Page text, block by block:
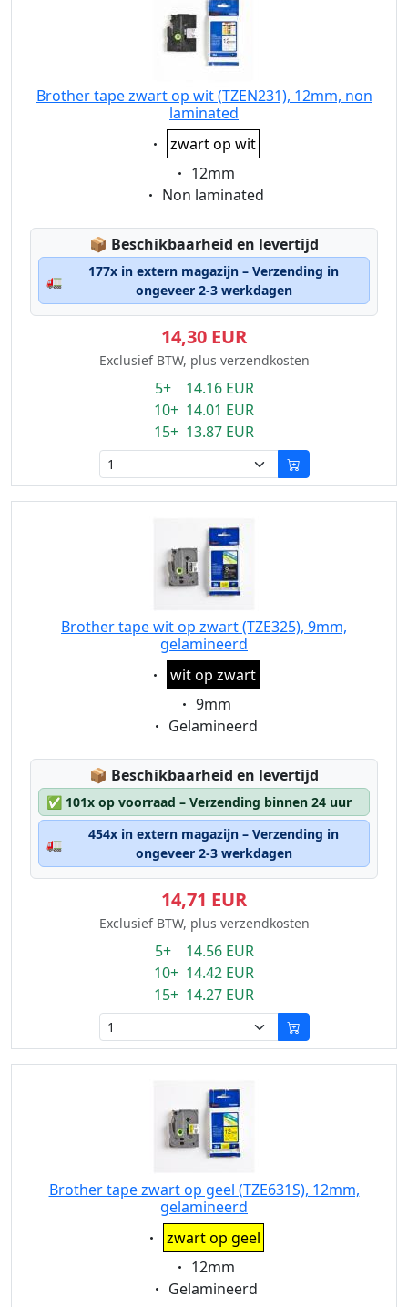
Brother tape zwart op wit (TZEN231), 12mm, non
laminated
Eigenschaft:
zwart op wit
Eigenschaft:
12mm
Eigenschaft:
Non laminated
📦 Lagerstatus:
Beschikbaarheid en levertijd
🚛
177x in extern magazijn – Verzending in
ongeveer 2-3 werkdagen
14,30 EUR
Exclusief BTW, plus verzendkosten
5+ 14.16 EUR
10+ 14.01 EUR
15+ 13.87 EUR
Brother tape wit op zwart (TZE325), 9mm,
gelamineerd
Eigenschaft:
wit op zwart
Eigenschaft:
9mm
Eigenschaft:
Gelamineerd
📦 Lagerstatus:
Beschikbaarheid en levertijd
✅ 101x op voorraad – Verzending binnen 24 uur
🚛
454x in extern magazijn – Verzending in
ongeveer 2-3 werkdagen
14,71 EUR
Exclusief BTW, plus verzendkosten
5+ 14.56 EUR
10+ 14.42 EUR
15+ 14.27 EUR
Brother tape zwart op geel (TZE631S), 12mm,
gelamineerd
Eigenschaft:
zwart op geel
Eigenschaft:
12mm
Eigenschaft:
Gelamineerd